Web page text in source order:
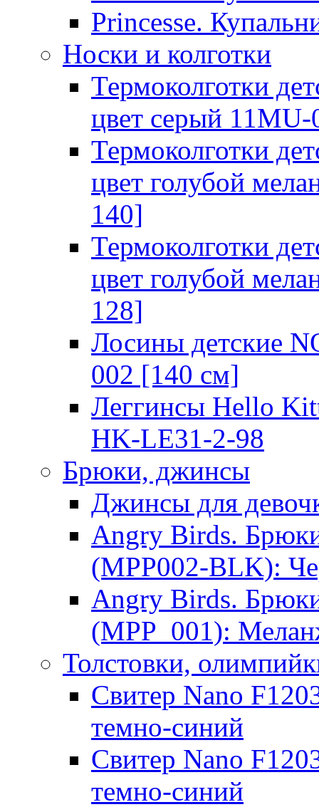
Princesse.
Носки и колготки
Термоколготки
цвет серый
Термоколготки
цвет голубой
140]
Термоколготки
цвет голубой
128]
Лосины детские
002 [140 см]
Леггинсы Hello
HK-LE31-2-98
Брюки, джинсы
Джинсы для
Angry Birds.
(MPP002-BLK):
Angry Birds.
(MPP_001):
Толстовки,
Свитер Nano
темно-синий
Свитер Nano
темно-синий